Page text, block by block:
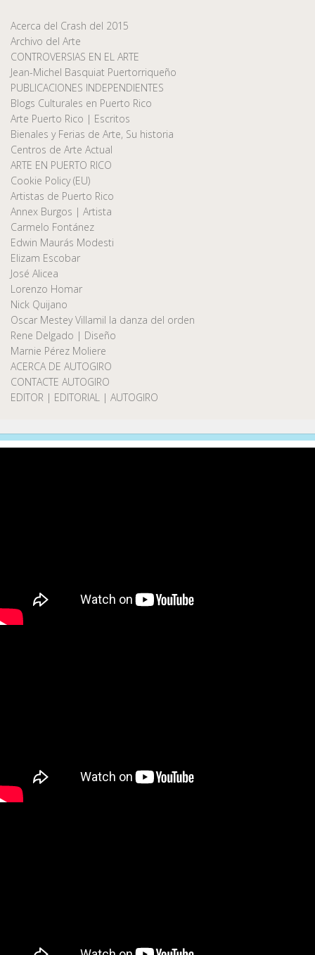
Acerca del Crash del 2015
Archivo del Arte
CONTROVERSIAS EN EL ARTE
Jean-Michel Basquiat Puertorriqueño
PUBLICACIONES INDEPENDIENTES
Blogs Culturales en Puerto Rico
Arte Puerto Rico | Escritos
Bienales y Ferias de Arte, Su historia
Centros de Arte Actual
ARTE EN PUERTO RICO
Cookie Policy (EU)
Artistas de Puerto Rico
Annex Burgos | Artista
Carmelo Fontánez
Edwin Maurás Modesti
Elizam Escobar
José Alicea
Lorenzo Homar
Nick Quijano
Oscar Mestey Villamil la danza del orden
Rene Delgado | Diseño
Marnie Pérez Moliere
ACERCA DE AUTOGIRO
CONTACTE AUTOGIRO
EDITOR | EDITORIAL | AUTOGIRO